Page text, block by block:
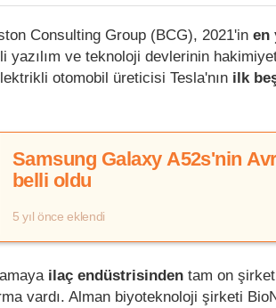
Consulting Group (BCG), 2021'in en
yazılım ve teknoloji devlerinin
otomobil üreticisi Tesla'nın ilk
Samsung Galaxy A52s'nin
belli oldu
5 yıl önce eklendi
ilaç endüstrisinden tam on
vardı. Alman biyoteknoloji şirketi